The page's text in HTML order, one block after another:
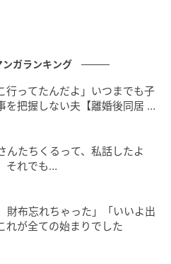
材・編集しました。「美
40代＆50代女性の美容とラ
た月刊美容誌です。
材／森島千鶴子 編集／佐
元記事で読む
ンガランキング
行ってたんだよ」いつまでも子
を把握しない夫【離婚後同居 Vo
たちくるって、私話したよ
それでも…
布忘れちゃった」「いいよ出
れが全ての始まりでした